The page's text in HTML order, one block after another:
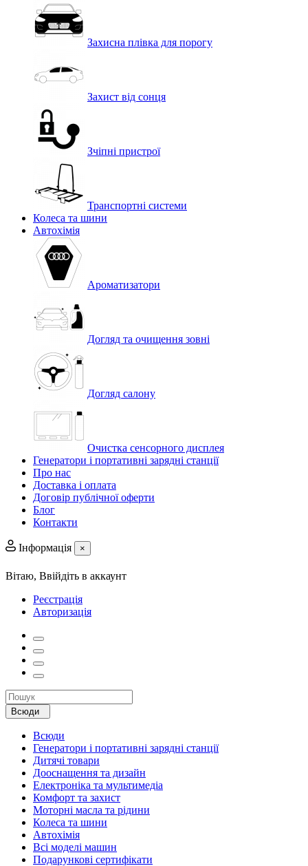
Захисна плівка для порогу
Захист від сонця
Зчіпні пристрої
Транспортні системи
Колеса та шини
Автохімія
Ароматизатори
Догляд та очищення зовні
Догляд салону
Очистка сенсорного дисплея
Генератори і портативні зарядні станції
Про нас
Доставка і оплата
Договір публічної оферти
Блог
Контакти
Інформація ×
Вітаю, Ввійдіть в аккаунт
Реєстрація
Авторизація
Всюди
Всюди
Генератори і портативні зарядні станції
Дитячі товари
Дооснащення та дизайн
Електроніка та мультимедіа
Комфорт та захист
Моторні масла та рідини
Колеса та шини
Автохімія
Всі моделі машин
Подарункові сертифікати